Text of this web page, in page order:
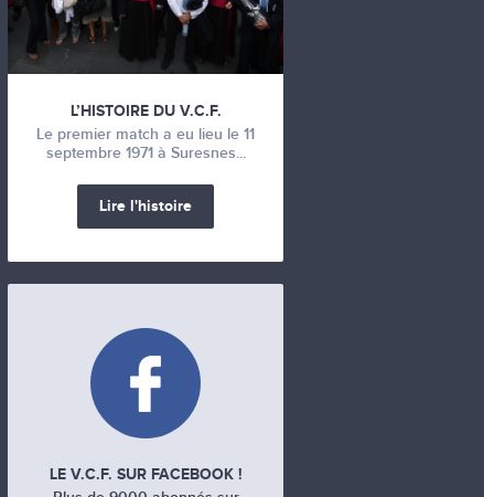
L’HISTOIRE DU V.C.F.
Le premier match a eu lieu le 11
septembre 1971 à Suresnes...
Lire l'histoire
LE V.C.F. SUR FACEBOOK !